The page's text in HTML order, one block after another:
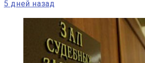
5 дней назад